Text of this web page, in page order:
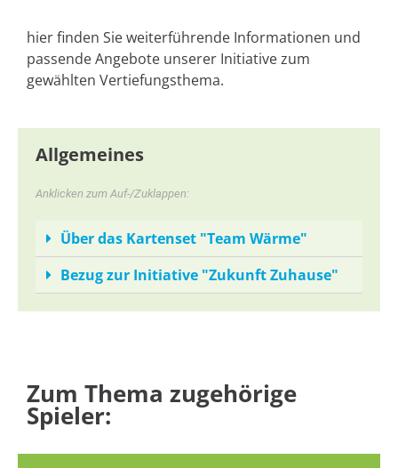
hier finden Sie weiterführende Informationen und
passendeAngebote unserer Initiative zum
gewählten Vertiefungsthema.
Allgemeines
Anklicken zum Auf-/Zuklappen:
Über das Kartenset "Team Wärme"
Bezug zur Initiative "Zukunft Zuhause"
Zum Thema zugehörige
Spieler: